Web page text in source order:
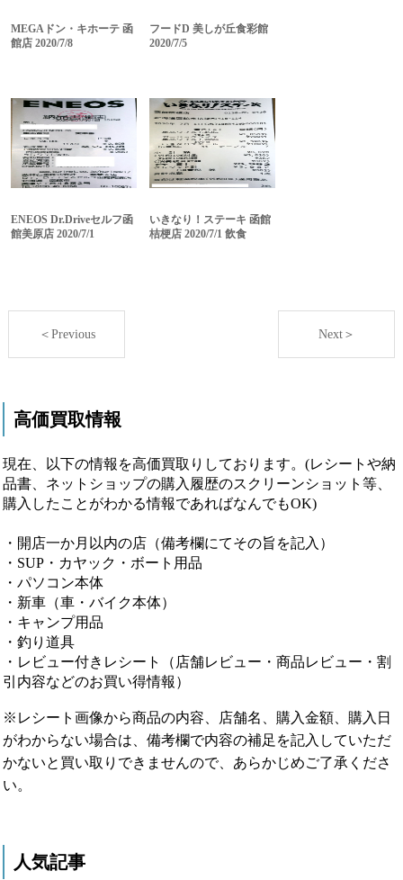
MEGAドン・キホーテ 函
館店 2020/7/8
フードD 美しが丘食彩館
2020/7/5
ENEOS Dr.Driveセルフ函
館美原店 2020/7/1
いきなり！ステーキ 函館
桔梗店 2020/7/1 飲食
＜Previous Next＞
高価買取情報
現在、以下の情報を高価買取りしております。(レシートや納
品書、ネットショップの購入履歴のスクリーンショット等、
購入したことがわかる情報であればなんでもOK)
・開店一か月以内の店（備考欄にてその旨を記入）
・SUP・カヤック・ボート用品
・パソコン本体
・新車（車・バイク本体）
・キャンプ用品
・釣り道具
・レビュー付きレシート（店舗レビュー・商品レビュー・割
引内容などのお買い得情報）
※レシート画像から商品の内容、店舗名、購入金額、購入日
がわからない場合は、備考欄で内容の補足を記入していただ
かないと買い取りできませんので、あらかじめご了承くださ
い。
人気記事